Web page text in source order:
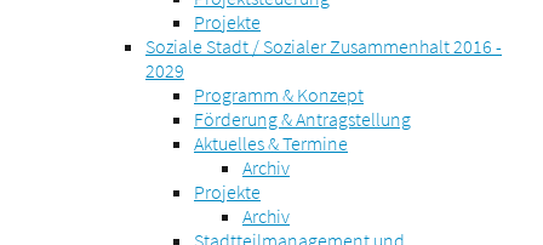
Projekte
Soziale Stadt / Sozialer Zusammenhalt 2016 -
2029
Programm & Konzept
Förderung & Antragstellung
Aktuelles & Termine
Archiv
Projekte
Archiv